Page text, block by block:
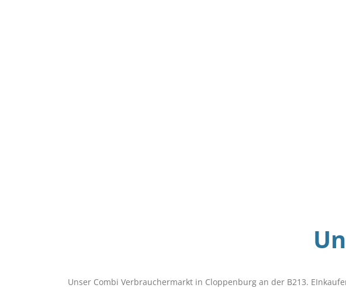
Unser Combi Verbrauchermarkt in Cloppenburg an der B213.